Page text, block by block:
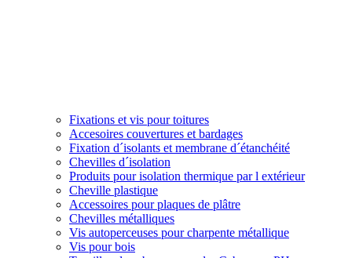
Fixations et vis pour toitures
Accesoires couvertures et bardages
Fixation d´isolants et membrane d´étanchéité
Chevilles d´isolation
Produits pour isolation thermique par l extérieur
Cheville plastique
Accessoires pour plaques de plâtre
Chevilles métalliques
Vis autoperceuses pour charpente métallique
Vis pour bois